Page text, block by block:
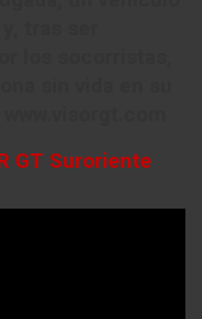
GT Suroriente